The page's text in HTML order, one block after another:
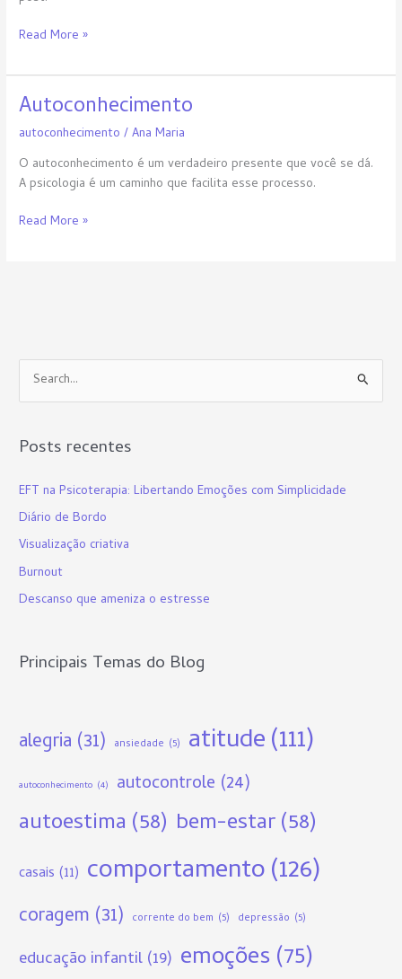
Read More »
Autoconhecimento
autoconhecimento /Ana Maria
O autoconhecimento é um verdadeiro presente que você se dá.
A psicologia é um caminho que facilita esse processo.
Autoconhecimento
Read More »
e
q
s
a
r
p
:
Posts recentes
EFT na Psicoterapia: Libertando Emoções com Simplicidade
Diário de Bordo
Visualização criativa
Burnout
Descanso que ameniza o estresse
Principais Temas do Blog
alegria (31) ansiedade (5) atitude(111)
autoconhecimento (4) autocontrole (24)
autoestima (58) bem-estar(58)
casais (11) comportamento(126)
coragem (31) corrente do bem (5) depressão (5)
educação infantil(19) emoções (75)